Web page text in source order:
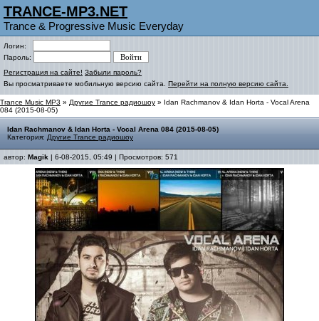
TRANCE-MP3.NET
Trance & Progressive Music Everyday
Логин:
Пароль:
Регистрация на сайте! Забыли пароль?
Вы просматриваете мобильную версию сайта. Перейти на полную версию сайта.
Trance Music MP3 » Другие Trance радиошоу » Idan Rachmanov & Idan Horta - Vocal Arena
084 (2015-08-05)
Idan Rachmanov & Idan Horta - Vocal Arena 084 (2015-08-05)
Категория: Другие Trance радиошоу
автор: Magik | 6-08-2015, 05:49 | Просмотров: 571